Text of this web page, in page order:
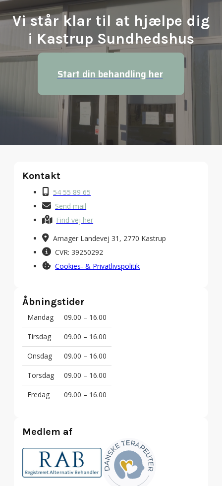
Vi står klar til at hjælpe dig
i Kastrup Sundhedshus
Start din behandling her
Kontakt
54 55 89 65
Send mail
Find vej her
Amager Landevej 31, 2770 Kastrup
CVR: 39250292
Cookies- & Privatlivspolitik
Åbningstider
Mandag 09.00 – 16.00
Tirsdag 09.00 – 16.00
Onsdag 09.00 – 16.00
Torsdag 09.00 – 16.00
Fredag 09.00 – 16.00
Medlem af